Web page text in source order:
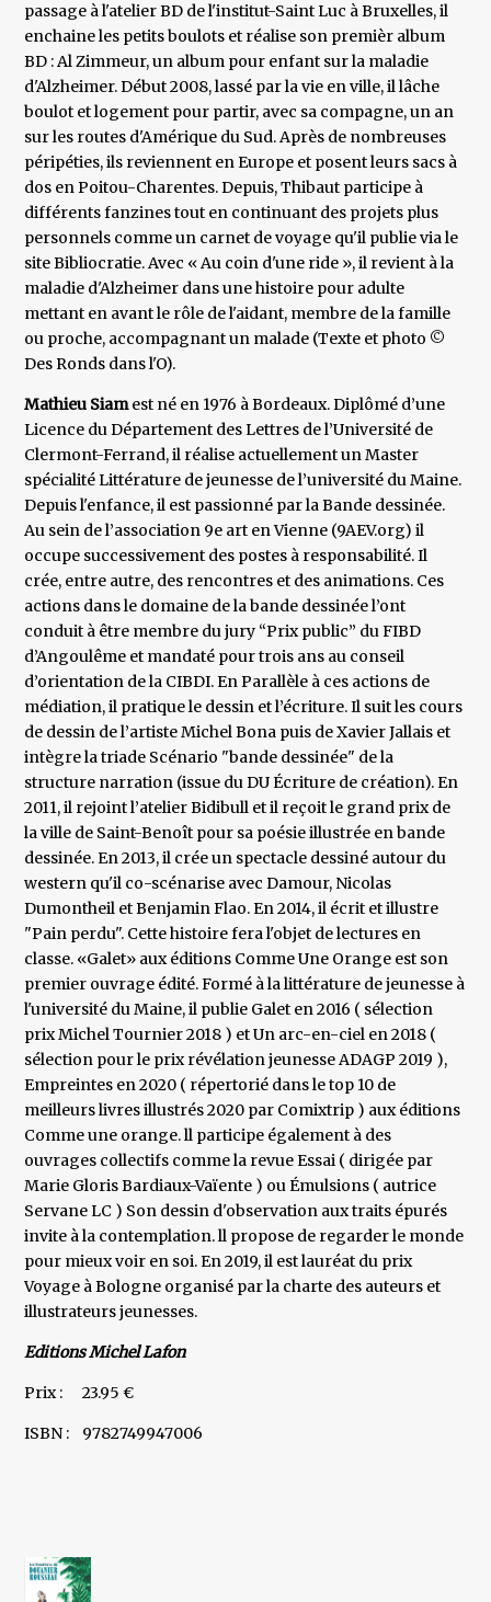
passage à l'atelier BD de l'institut-Saint Luc à Bruxelles, il
enchaine les petits boulots et réalise son premièr album
BD : Al Zimmeur, un album pour enfant sur la maladie
d'Alzheimer. Début 2008, lassé par la vie en ville, il lâche
boulot et logement pour partir, avec sa compagne, un an
sur les routes d'Amérique du Sud. Après de nombreuses
péripéties, ils reviennent en Europe et posent leurs sacs à
dos en Poitou-Charentes. Depuis, Thibaut participe à
différents fanzines tout en continuant des projets plus
personnels comme un carnet de voyage qu'il publie via le
site Bibliocratie. Avec « Au coin d'une ride », il revient à la
maladie d'Alzheimer dans une histoire pour adulte
mettant en avant le rôle de l'aidant, membre de la famille
ou proche, accompagnant un malade (Texte et photo ©
Des Ronds dans l'O).
Mathieu Siamest né en 1976 à Bordeaux. Diplômé d’une
Licence du Département des Lettres de l’Université de
Clermont-Ferrand, il réalise actuellement un Master
spécialité Littérature de jeunesse de l’université du Maine.
Depuis l'enfance, il est passionné par la Bande dessinée.
Au sein de l’association 9e art en Vienne (9AEV.org) il
occupe successivement des postes à responsabilité. Il
crée, entre autre, des rencontres et des animations. Ces
actions dans le domaine de la bande dessinée l’ont
conduit à être membre du jury “Prix public” du FIBD
d’Angoulême et mandaté pour trois ans au conseil
d’orientation de la CIBDI. En Parallèle à ces actions de
médiation, il pratique le dessin et l’écriture. Il suit les cours
de dessin de l’artiste Michel Bona puis de Xavier Jallais et
intègre la triade Scénario "bande dessinée" de la
structure narration (issue du DU Écriture de création). En
2011, il rejoint l’atelier Bidibull et il reçoit le grand prix de
la ville de Saint-Benoît pour sa poésie illustrée en bande
dessinée. En 2013, il crée un spectacle dessiné autour du
western qu'il co-scénarise avec Damour, Nicolas
Dumontheil et Benjamin Flao. En 2014, il écrit et illustre
"Pain perdu". Cette histoire fera l'objet de lectures en
classe. «Galet» aux éditions Comme Une Orange est son
premier ouvrage édité. Formé à la littérature de jeunesse à
l'université du Maine, il publie Galet en 2016 ( sélection
prix Michel Tournier 2018 ) et Un arc-en-ciel en 2018 (
sélection pour le prix révélation jeunesse ADAGP 2019 ),
Empreintes en 2020 ( répertorié dans le top 10 de
meilleurs livres illustrés 2020 par Comixtrip ) aux éditions
Comme une orange. ll participe également à des
ouvrages collectifs comme la revue Essai ( dirigée par
Marie Gloris Bardiaux-Vaïente ) ou Émulsions ( autrice
Servane LC ) Son dessin d'observation aux traits épurés
invite à la contemplation. ll propose de regarder le monde
pour mieux voir en soi. En 2019, il est lauréat du prix
Voyage à Bologne organisé par la charte des auteurs et
illustrateurs jeunesses.
Editions Michel Lafon
Prix : 23.95 €
ISBN : 9782749947006